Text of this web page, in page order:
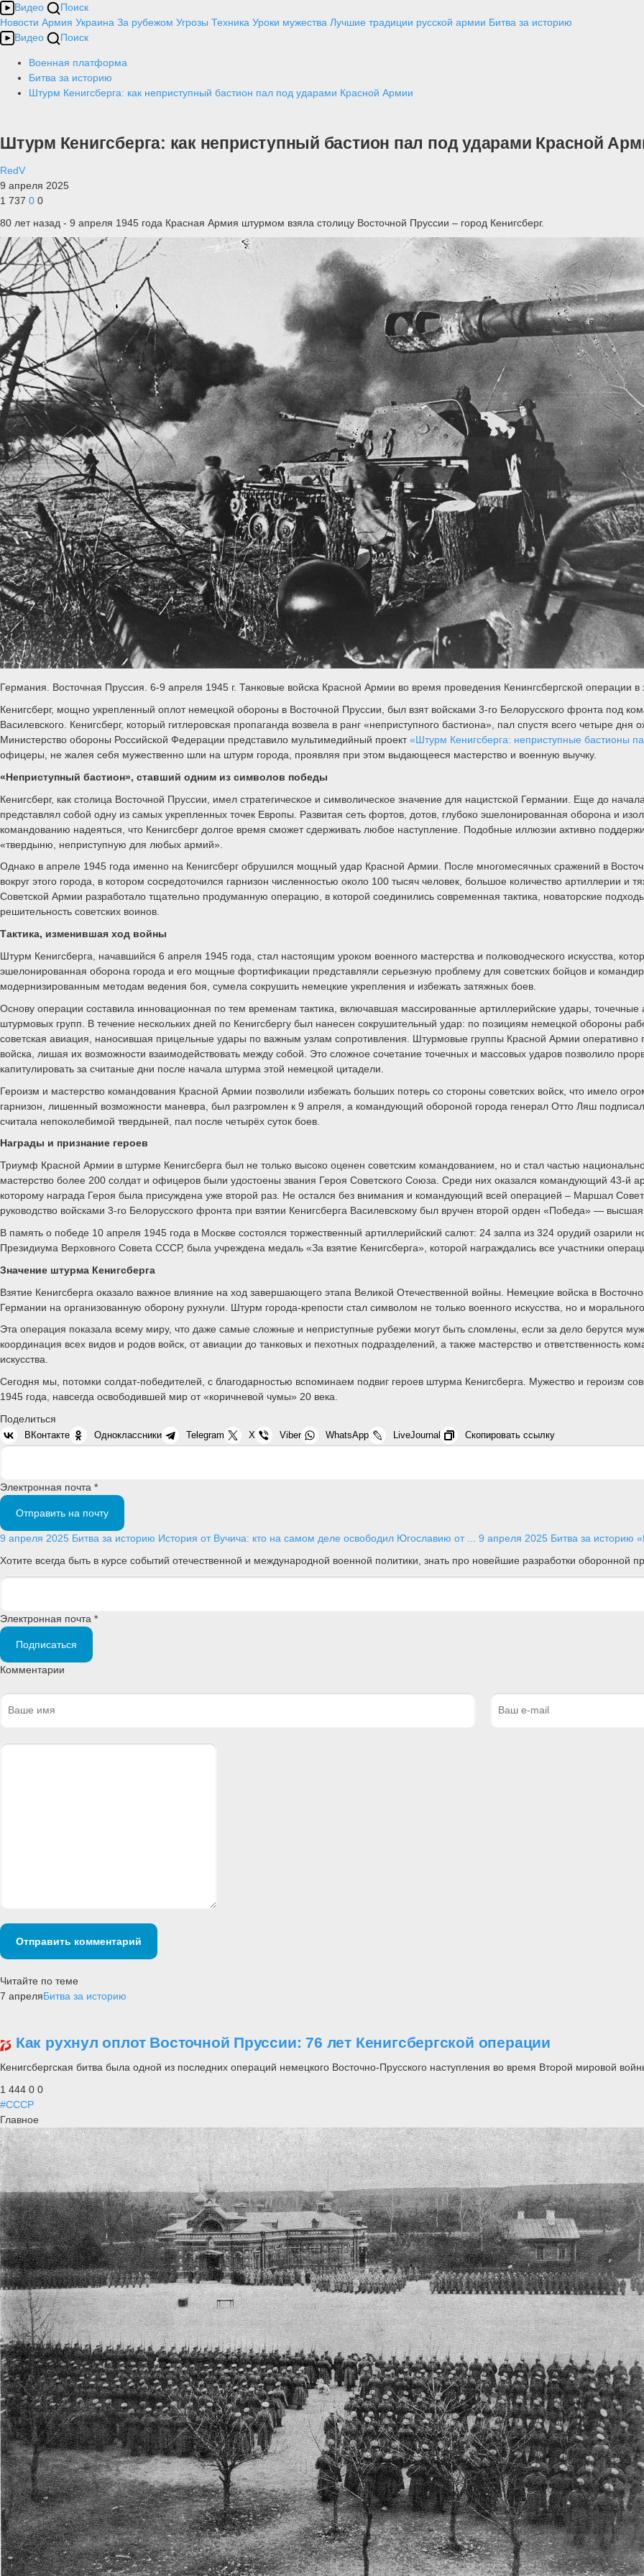
Видео
Поиск
Новости Армия Украина За рубежом Угрозы Техника Уроки мужества Лучшие традиции русской армии Битва за историю
Видео
Поиск
Военная платформа
Битва за историю
Штурм Кенигсберга: как неприступный бастион пал под ударами Красной Армии
Штурм Кенигсберга: как неприступный бастион пал под ударами Красной
RedV
9 апреля 2025
1 737 0 0
80 лет назад - 9 апреля 1945 года Красная Армия штурмом взяла столицу Восточной Пруссии – город Кенигсберг.
Германия. Восточная Пруссия. 6-9 апреля 1945 г. Танковые войска Красной Армии во время проведения Кенингсбергской
Кенигсберг, мощно укрепленный оплот немецкой обороны в Восточной Пруссии, был взят войсками 3-го Белорусского фронта под
Василевского. Кенигсберг, который гитлеровская пропаганда возвела в ранг «неприступного бастиона», пал спустя всего четыре
Министерство обороны Российской Федерации представило мультимедийный проект«Штурм Кенигсберга: неприступные бастионы
офицеры, не жалея себя мужественно шли на штурм города, проявляя при этом выдающееся мастерство и военную выучку.
«Неприступный бастион», ставший одним из символов победы
Кенигсберг, как столица Восточной Пруссии, имел стратегическое и символическое значение для нацистской Германии. Еще до
представлял собой одну из самых укрепленных точек Европы. Развитая сеть фортов, дотов, глубоко эшелонированная оборона и
командованию надеяться, что Кенигсберг долгое время сможет сдерживать любое наступление. Подобные иллюзии активно
«твердыню, неприступную для любых армий».
Однако в апреле 1945 года именно на Кенигсберг обрушился мощный удар Красной Армии. После многомесячных сражений в
вокруг этого города, в котором сосредоточился гарнизон численностью около 100 тысяч человек, большое количество артиллерии и
Советской Армии разработало тщательно продуманную операцию, в которой соединились современная тактика, новаторские
решительность советских воинов.
Тактика, изменившая ход войны
Штурм Кенигсберга, начавшийся 6 апреля 1945 года, стал настоящим уроком военного мастерства и полководческого искусства,
эшелонированная оборона города и его мощные фортификации представляли серьезную проблему для советских бойцов и
модернизированным методам ведения боя, сумела сокрушить немецкие укрепления и избежать затяжных боев.
Основу операции составила инновационная по тем временам тактика, включавшая массированные артиллерийские удары,
штурмовых групп. В течение нескольких дней по Кенигсбергу был нанесен сокрушительный удар: по позициям немецкой обороны
советская авиация, наносившая прицельные удары по важным узлам сопротивления. Штурмовые группы Красной Армии оперативно
войска, лишая их возможности взаимодействовать между собой. Это сложное сочетание точечных и массовых ударов позволило
капитулировать за считаные дни после начала штурма этой немецкой цитадели.
Героизм и мастерство командования Красной Армии позволили избежать больших потерь со стороны советских войск, что имело
гарнизон, лишенный возможности маневра, был разгромлен к 9 апреля, а командующий обороной города генерал Отто Ляш
считала непоколебимой твердыней, пал после четырёх суток боев.
Награды и признание героев
Триумф Красной Армии в штурме Кенигсберга был не только высоко оценен советским командованием, но и стал частью
мастерство более 200 солдат и офицеров были удостоены звания Героя Советского Союза. Среди них оказался командующий 43-й
которому награда Героя была присуждена уже второй раз. Не остался без внимания и командующий всей операцией – Маршал
руководство войсками 3-го Белорусского фронта при взятии Кенигсберга Василевскому был вручен второй орден «Победа» —
В память о победе 10 апреля 1945 года в Москве состоялся торжественный артиллерийский салют: 24 залпа из 324 орудий озарили
Президиума Верховного Совета СССР, была учреждена медаль «За взятие Кенигсберга», которой награждались все участники
Значение штурма Кенигсберга
Взятие Кенигсберга оказало важное влияние на ход завершающего этапа Великой Отечественной войны. Немецкие войска в
Германии на организованную оборону рухнули. Штурм города-крепости стал символом не только военного искусства, но и
Эта операция показала всему миру, что даже самые сложные и неприступные рубежи могут быть сломлены, если за дело берутся
координация всех видов и родов войск, от авиации до танковых и пехотных подразделений, а также мастерство и ответственность
искусства.
Сегодня мы, потомки солдат-победителей, с благодарностью вспоминаем подвиг героев штурма Кенигсберга. Мужество и героизм
1945 года, навсегда освободившей мир от «коричневой чумы» 20 века.
Поделиться
ВКонтакте Одноклассники Telegram X Viber WhatsApp LiveJournal Скопировать ссылку
Электронная почта *
Отправить на почту
9 апреля 2025 Битва за историю История от Вучича: кто на самом деле освободил Югославию от ... 9 апреля 2025 Битва за историю
Хотите всегда быть в курсе событий отечественной и международной военной политики, знать про новейшие разработки
Электронная почта *
Подписаться
Комментарии
Отправить комментарий
Читайте по теме
7 апреляБитва за историю
Как рухнул оплот Восточной Пруссии: 76 лет Кенигсбергской операции
Кенигсбергская битва была одной из последних операций немецкого Восточно-Прусского наступления во время Второй мировой
1 444 0 0
#СССР
Главное